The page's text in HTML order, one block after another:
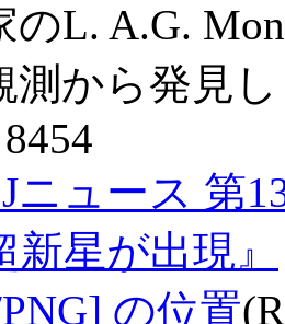
のL. A.G.
測から発見
ニュース 第
新星が出現』
の位置